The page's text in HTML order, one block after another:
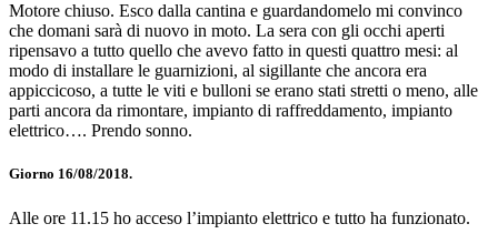
Motore chiuso. Esco dalla cantina e guardandomelo mi convinco
che domani sarà di nuovo in moto. La sera con gli occhi aperti
ripensavo a tutto quello che avevo fatto in questi quattro mesi: al
modo di installare le guarnizioni, al sigillante che ancora era
appiccicoso, a tutte le viti e bulloni se erano stati stretti o meno, alle
parti ancora da rimontare, impianto di raffreddamento, impianto
elettrico…. Prendo sonno.
Giorno 16/08/2018.
Alle ore 11.15 ho acceso l’impianto elettrico e tutto ha funzionato.